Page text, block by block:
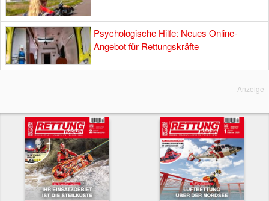
Psychologische Hilfe: Neues Online-
Angebot für Rettungskräfte
Anzeige